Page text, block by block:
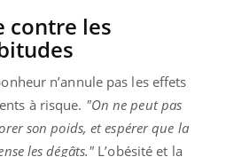
contre les
n’annule pas les effets
à risque. "On ne peut pas
son poids, et espérer que la
les dégâts." L’obésité et la